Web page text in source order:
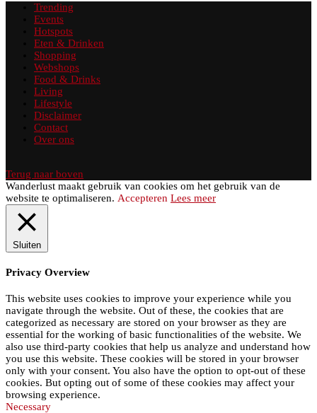
Trending
Events
Hotspots
Eten & Drinken
Shopping
Webshops
Food & Drinks
Living
Lifestyle
Disclaimer
Contact
Over ons
Terug naar boven
Wanderlust maakt gebruik van cookies om het gebruik van de
website te optimaliseren. Accepteren Lees meer
Sluiten
Privacy Overview
This website uses cookies to improve your experience while you
navigate through the website. Out of these, the cookies that are
categorized as necessary are stored on your browser as they are
essential for the working of basic functionalities of the website. We
also use third-party cookies that help us analyze and understand how
you use this website. These cookies will be stored in your browser
only with your consent. You also have the option to opt-out of these
cookies. But opting out of some of these cookies may affect your
browsing experience.
Necessary